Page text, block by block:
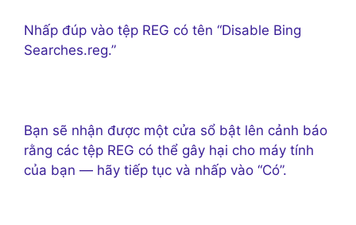
Nhấp đúp vào tệp REG có tên “Disable Bing
Searches.reg.”
Bạn sẽ nhận được một cửa sổ bật lên cảnh báo
rằng các tệp REG có thể gây hại cho máy tính
của bạn — hãy tiếp tục và nhấp vào “Có”.